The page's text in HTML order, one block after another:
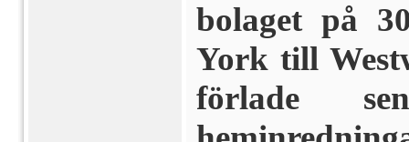
bolaget på
York till
förlade